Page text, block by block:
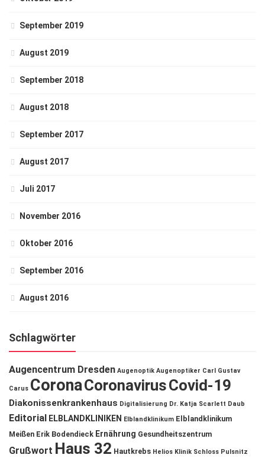
September 2019
August 2019
September 2018
August 2018
September 2017
August 2017
Juli 2017
November 2016
Oktober 2016
September 2016
August 2016
Schlagwörter
Augencentrum Dresden Augenoptik Augenoptiker Carl Gustav
Carus CoronaCoronavirusCovid-19
Diakonissenkrankenhaus Digitalisierung Dr. Katja Scarlett Daub
Editorial ELBLANDKLINIKEN Elblandklinikum Elblandklinikum
Meißen Erik Bodendieck Ernährung Gesundheitszentrum
Grußwort Haus 32 Hautkrebs Helios Klinik Schloss Pulsnitz